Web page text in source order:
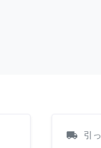
local_shipping 引